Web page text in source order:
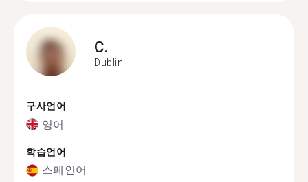
C.
Dublin
구사언어
영어
학습언어
스페인어